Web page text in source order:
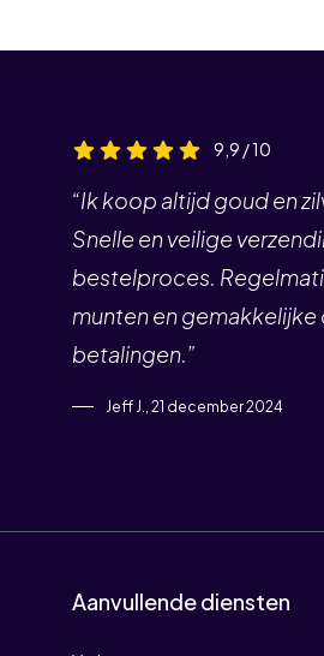
9,9 / 10
“Ik koop altijd goud en
Snelle en veilige
bestelproces.
munten en
betalingen.”
Jeff J., 21 december 2024
Aanvullende diensten